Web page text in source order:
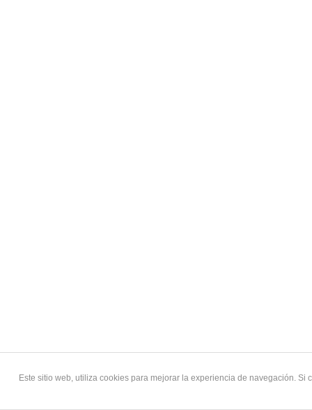
Este sitio web, utiliza cookies para mejorar la experiencia de navegación.